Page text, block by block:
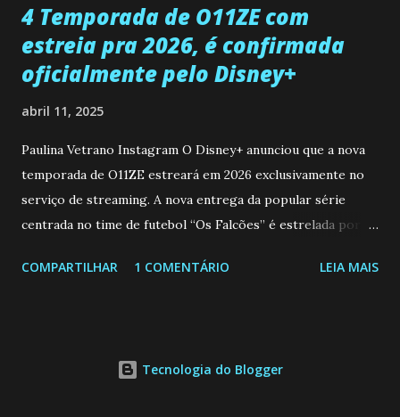
4 Temporada de O11ZE com
estreia pra 2026, é confirmada
oficialmente pelo Disney+
abril 11, 2025
Paulina Vetrano Instagram O Disney+ anunciou que a nova
temporada de O11ZE estreará em 2026 exclusivamente no
serviço de streaming. A nova entrega da popular série
centrada no time de futebol “Os Falcões” é estrelada por
Brum (Dedé), que voltam a interpretar seus personagens
atleta Sergio “Kun” Agüero, além de outras figuras de
COMPARTILHAR 1 COMENTÁRIO LEIA MAIS
Tecnologia do Blogger